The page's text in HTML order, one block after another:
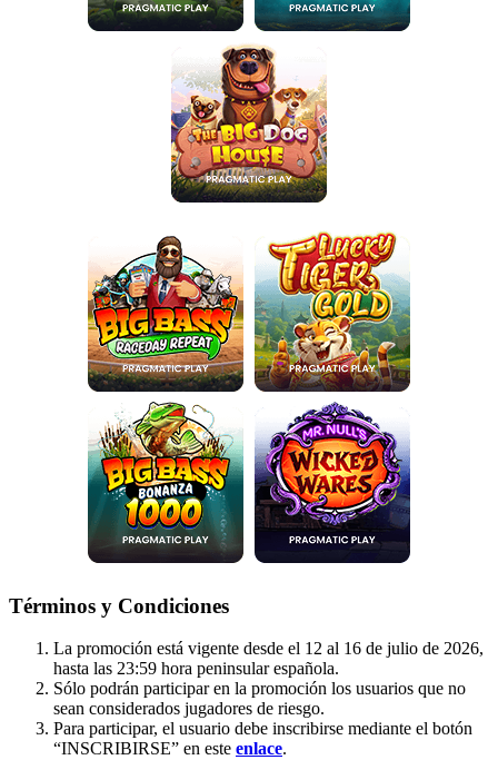
Términos y Condiciones
La promoción está vigente desde el 12 al 16 de julio de 2026,
hasta las 23:59 hora peninsular española.
Sólo podrán participar en la promoción los usuarios que no
sean considerados jugadores de riesgo.
Para participar, el usuario debe inscribirse mediante el botón
“INSCRIBIRSE” en este enlace.